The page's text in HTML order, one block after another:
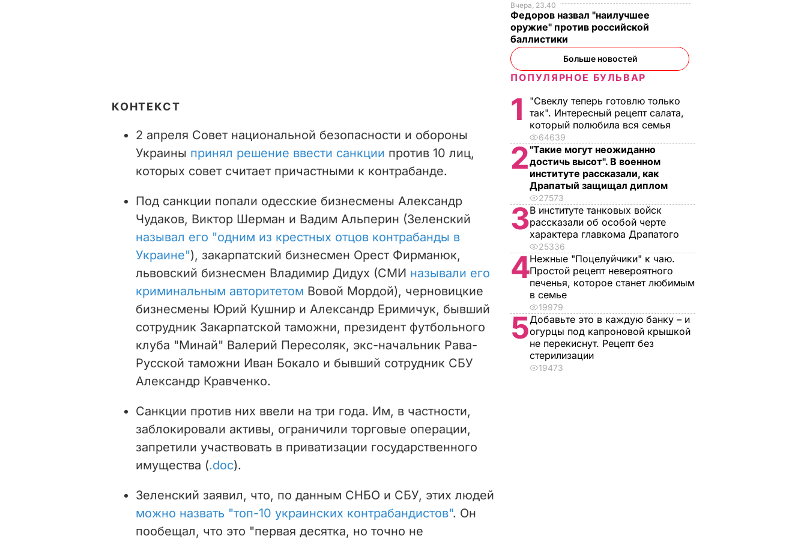
КОНТЕКСТ
2 апреля Совет национальной безопасности и обороны
Украины принял решение ввести санкции против 10 лиц,
которых совет считает причастными к контрабанде.
Под санкции попали одесские бизнесмены Александр
Чудаков, Виктор Шерман и Вадим Альперин (Зеленский
называл его "одним из крестных отцов контрабанды в
Украине"), закарпатский бизнесмен Орест Фирманюк,
львовский бизнесмен Владимир Дидух (СМИ называли его
криминальным авторитетом Вовой Мордой), черновицкие
бизнесмены Юрий Кушнир и Александр Еримичук, бывший
сотрудник Закарпатской таможни, президент футбольного
клуба "Минай" Валерий Пересоляк, экс-начальник Рава-
Русской таможни Иван Бокало и бывший сотрудник СБУ
Александр Кравченко.
Санкции против них ввели на три года. Им, в частности,
заблокировали активы, ограничили торговые операции,
запретили участвовать в приватизации государственного
имущества (.doc).
Зеленский заявил, что, по данным СНБО и СБУ, этих людей
можно назвать "топ-10 украинских контрабандистов". Он
пообещал, что это "первая десятка, но точно не
Вчера, 23.40
Федоров назвал "наилучшее
оружие" против российской
баллистики
Больше новостей
ПОПУЛЯРНОЕ БУЛЬВАР
1
"Свеклу теперь готовлю только
так". Интересный рецепт салата,
который полюбила вся семья
64639
2"Такие могут неожиданно
достичь высот". В военном
институте рассказали, как
Драпатый защищал диплом
27573
3В институте танковых войск
рассказали об особой черте
характера главкома Драпатого
25336
4Нежные "Поцелуйчики" к чаю.
Простой рецепт невероятного
печенья, которое станет любимым
в семье
19979
5Добавьте это в каждую банку – и
огурцы под капроновой крышкой
не перекиснут. Рецепт без
стерилизации
19473